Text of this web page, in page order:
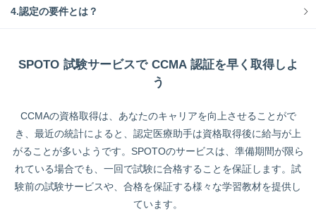
4.認定の要件とは？
SPOTO 試験サービスで CCMA 認証を早く取得しよ
う
CCMAの資格取得は、あなたのキャリアを向上させることがで
き、最近の統計によると、認定医療助手は資格取得後に給与が上
がることが多いようです。SPOTOのサービスは、準備期間が限ら
れている場合でも、一回で試験に合格することを保証します。試
験前の試験サービスや、合格を保証する様々な学習教材を提供し
ています。